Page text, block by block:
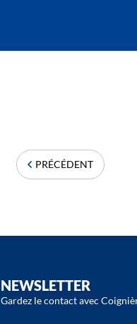
PRÉCÉDENT
NEWSLETTER
Gardez le contact avec